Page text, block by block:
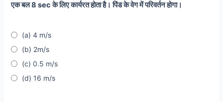
एक बल 8 sec के लिए कार्यरत होता है। पिंड के वेग में परिवर्तन होगा।
(a) 4 m/s
(b) 2m/s
(c) 0.5 m/s
(d) 16 m/s